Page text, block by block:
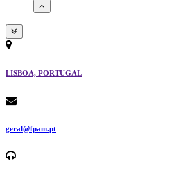
LISBOA, PORTUGAL
geral@fpam.pt